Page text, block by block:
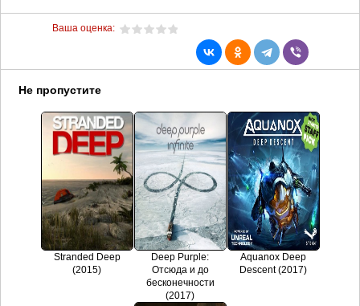
Ваша оценка:
Не пропустите
Stranded Deep
(2015)
Deep Purple:
Отсюда и до
бесконечности
(2017)
Aquanox Deep
Descent (2017)